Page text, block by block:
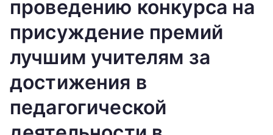
проведению конкурса на
присуждение премий
лучшим учителям за
достижения в
педагогической